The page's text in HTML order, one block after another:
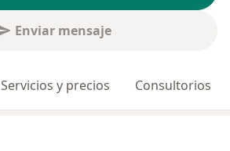
Enviar mensaje
Servicios y precios Consultorios